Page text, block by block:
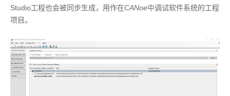
Studio工程也会被同步生成，用作在CANoe中调试软件系统的工程
项目。